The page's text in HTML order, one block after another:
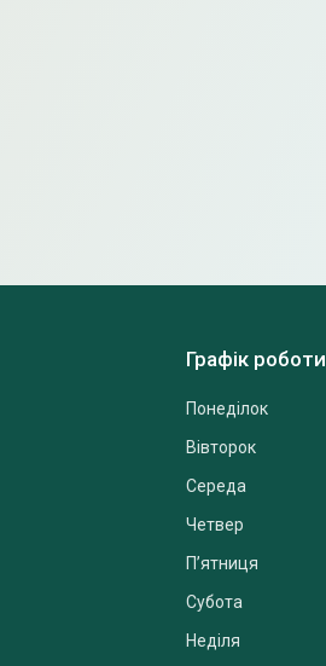
Графік роботи
Понеділок
Вівторок
Середа
Четвер
Пʼятниця
Субота
Неділя